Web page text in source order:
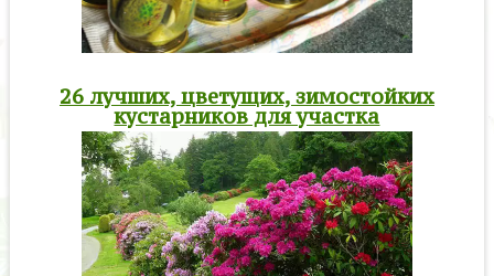
26 лучших, цветущих, зимостойких
кустарников для участка